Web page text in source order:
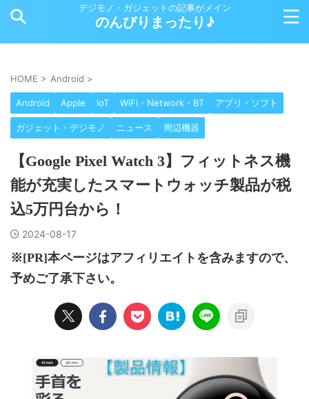
デジモノ・ガジェットの記事がメイン
のんびりまったり♪
HOME > Android >
Android Apple IoT WiFi・Network・BT アプリ・ソフト
ガジェット・デジモノ ニュース 周辺機器
【Google Pixel Watch 3】フィットネス機
能が充実したスマートウォッチ製品が税
込5万円台から！
2024-08-17
※[PR]本ページはアフィリエイトを含みますので、
予めご了承下さい。